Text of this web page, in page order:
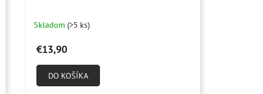
Skladom (>5 ks)
€13,90
DO KOŠÍKA